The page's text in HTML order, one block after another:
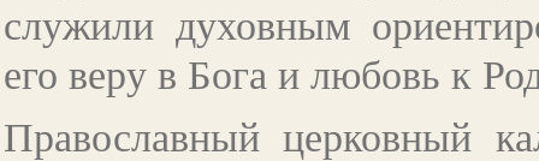
служили духовным
его веру в Бога и любовь к
Православный церковный